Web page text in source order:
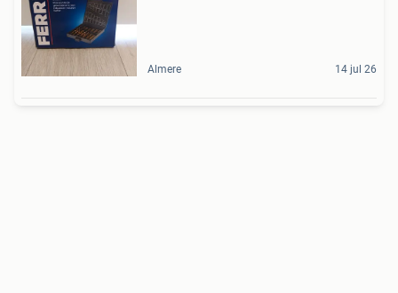
Almere 14 jul 26